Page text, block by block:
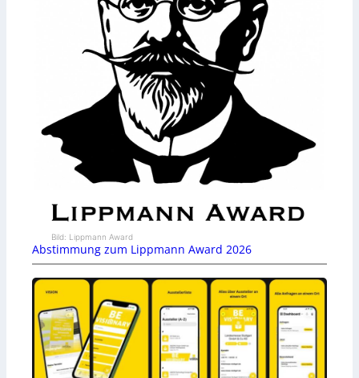
Bild: Lippmann Award
Abstimmung zum Lippmann Award 2026